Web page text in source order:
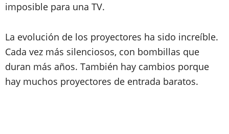
imposible para una TV.
La evolución de los proyectores ha sido increíble.
Cada vez más silenciosos, con bombillas que
duran más años. También hay cambios porque
hay muchos proyectores de entrada baratos.